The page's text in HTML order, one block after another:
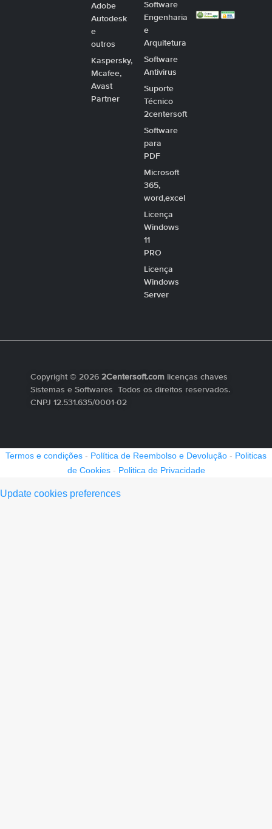
Adobe
Autodesk
e
outros
Kaspersky,
Mcafee,
Avast
Partner
Software
Engenharia
e
Arquitetura
Software
Antivirus
Suporte
Técnico
2centersoft
Software
para
PDF
Microsoft
365,
word,excel
Licença
Windows
11
PRO
Licença
Windows
Server
Copyright © 2026 2Centersoft.com licenças chaves
Sistemas e Softwares Todos os direitos reservados.
CNPJ 12.531.635/0001-02
Termos e condições - Política de Reembolso e Devolução - Politicas
de Cookies- Politica de Privacidade
Update cookies preferences